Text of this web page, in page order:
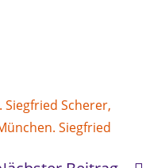
Scherer,
Siegfried